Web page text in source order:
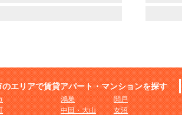
のエリアで賃貸アパート・マンションを探す
鴻巣
中田・大山
関戸
女沼